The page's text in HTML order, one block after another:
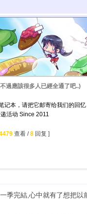
過應該很多人已經全通了吧..)
记本，请把它邮寄给我们的回忆
活动 Since 2011
查看 /8 回复 ]
季完結,心中就有了想把以